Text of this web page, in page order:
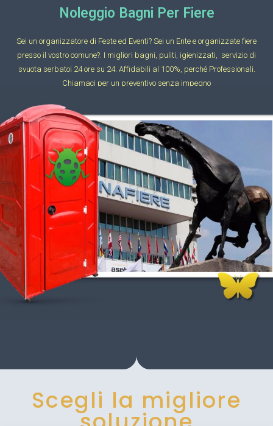
Noleggio Bagni Per Fiere
Sei un organizzatore di Feste ed Eventi? Sei un Ente e organizzate fiere
presso il vostro comune?. I migliori bagni, puliti, igienizzati, servizio di
svuota serbatoi 24 ore su 24. Affidabili al 100%, perché Professionali.
Chiamaci per un preventivo senza impegno
Scegli la migliore